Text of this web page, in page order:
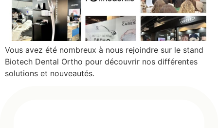
Vous avez été nombreux à nous rejoindre sur le stand
Biotech Dental Ortho pour découvrir nos différentes
solutions et nouveautés.